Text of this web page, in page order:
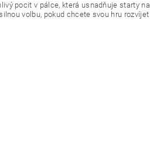
pocit v pálce, která usnadňuje starty
volbu, pokud chcete svou hru